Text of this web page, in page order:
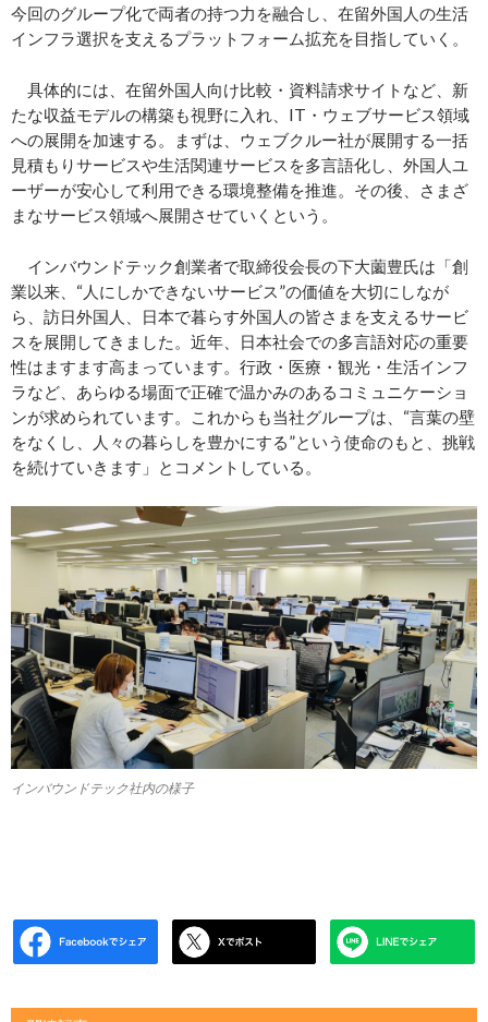
今回のグループ化で両者の持つ力を融合し、在留外国人の生活
インフラ選択を支えるプラットフォーム拡充を目指していく。
具体的には、在留外国人向け比較・資料請求サイトなど、新
たな収益モデルの構築も視野に入れ、IT・ウェブサービス領域
への展開を加速する。まずは、ウェブクルー社が展開する一括
見積もりサービスや生活関連サービスを多言語化し、外国人ユ
ーザーが安心して利用できる環境整備を推進。その後、さまざ
まなサービス領域へ展開させていくという。
インバウンドテック創業者で取締役会長の下大薗豊氏は「創
業以来、“人にしかできないサービス”の価値を大切にしなが
ら、訪日外国人、日本で暮らす外国人の皆さまを支えるサービ
スを展開してきました。近年、日本社会での多言語対応の重要
性はますます高まっています。行政・医療・観光・生活インフ
ラなど、あらゆる場面で正確で温かみのあるコミュニケーショ
ンが求められています。これからも当社グループは、“言葉の壁
をなくし、人々の暮らしを豊かにする”という使命のもと、挑戦
を続けていきます」とコメントしている。
インバウンドテック社内の様子